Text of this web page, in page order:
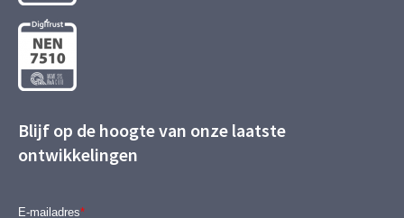
Blijf op de hoogte van onze laatste
ontwikkelingen